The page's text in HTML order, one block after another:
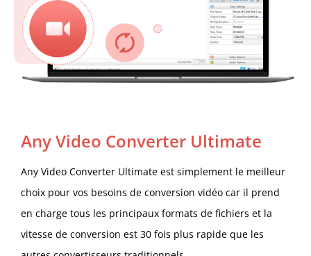
Any Video Converter Ultimate
Any Video Converter Ultimate est simplement le meilleur
choix pour vos besoins de conversion vidéo car il prend
en charge tous les principaux formats de fichiers et la
vitesse de conversion est 30 fois plus rapide que les